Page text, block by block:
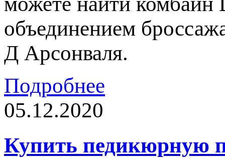
объединением
Д Арсонваля.
Подробнее
05.12.2020
Купить педикюрную